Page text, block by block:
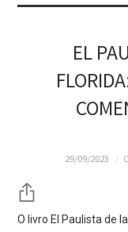
EL
29/09/2023
O livro El Paulista de